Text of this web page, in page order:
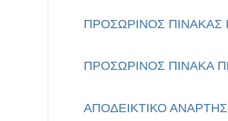
ΠΡΟΣΩΡΙΝΟΣ ΠΙΝΑΚΑΣ
ΠΡΟΣΩΡΙΝΟΣ ΠΙΝΑΚΑ
ΑΠΟΔΕΙΚΤΙΚΟ